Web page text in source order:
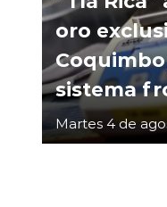
oro
sistema
Martes 4 de